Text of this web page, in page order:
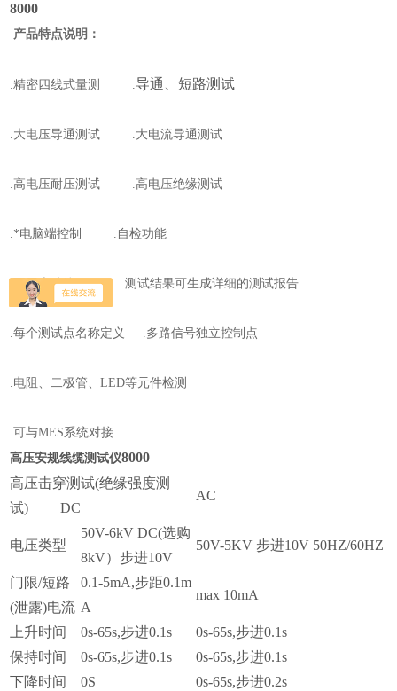
8000
产品特点说明：
.精密四线式量测 .导通、短路测试
.大电压导通测试 .大电流导通测试
.高电压耐压测试 .高电压绝缘测试
.*电脑端控制 . 自检功能
万用表功能.测试结果可生成详细的测试报告
.每个测试点名称定义 .多路信号独立控制点
.电阻、二极管、LED等元件检测
.可与MES系统对接
高压安规线缆测试仪8000
高压击穿测试(绝缘强度测
试) DC
AC
电压类型
50V-6kV DC(选购
8kV）步进10V
50V-5KV 步进10V 50HZ/60HZ
门限/短路
(泄露)电流
0.1-5mA,步距0.1m
A
max 10mA
上升时间 0s-65s,步进0.1s
0s-65s,步进0.1s
保持时间
0s-65s,步进0.1s
0s-65s,步进0.1s
下降时间
0S
0s-65s,步进0.2s